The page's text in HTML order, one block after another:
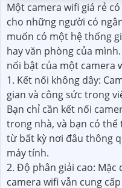
Một camera wifi giá rẻ
cho những người có
muốn có một hệ thống
hay văn phòng của
nổi bật của một camera
1. Kết nối không dây:
gian và công sức trong
Bạn chỉ cần kết nối
trong nhà, và bạn có
từ bất kỳ nơi đâu thông
máy tính.
2. Độ phân giải cao: Mặc
camera wifi vẫn cung